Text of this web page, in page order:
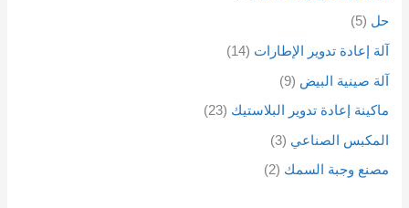
حل 5
آلة إعادة تدوير الإطارات 14
آلة صينية البيض 9
ماكينة إعادة تدوير البلاستيك 23
المكبس الصناعي 3
مصنع وجبة السمك 2